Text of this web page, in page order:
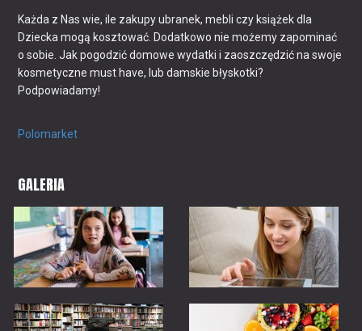
Każda z Nas wie, ile zakupy ubranek, mebli czy książek dla
Dziecka mogą kosztować. Dodatkowo nie możemy zapominać
o sobie. Jak pogodzić domowe wydatki i zaoszczędzić na swoje
kosmetyczne must have, lub damskie błyskotki?
Podpowiadamy!
Polomarket
GALERIA